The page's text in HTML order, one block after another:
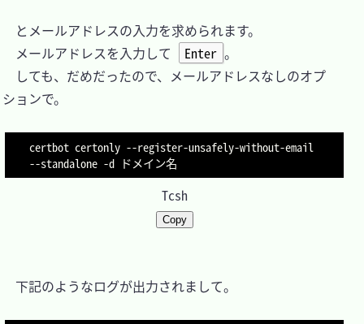
とメールアドレスの入力を求められます。
メールアドレスを入力して
Enter 。
しても、だめだったので、メールアドレスなしのオプ
ションで。
--standalone -d
Tcsh
Copy
下記のようなログが出力されまして。